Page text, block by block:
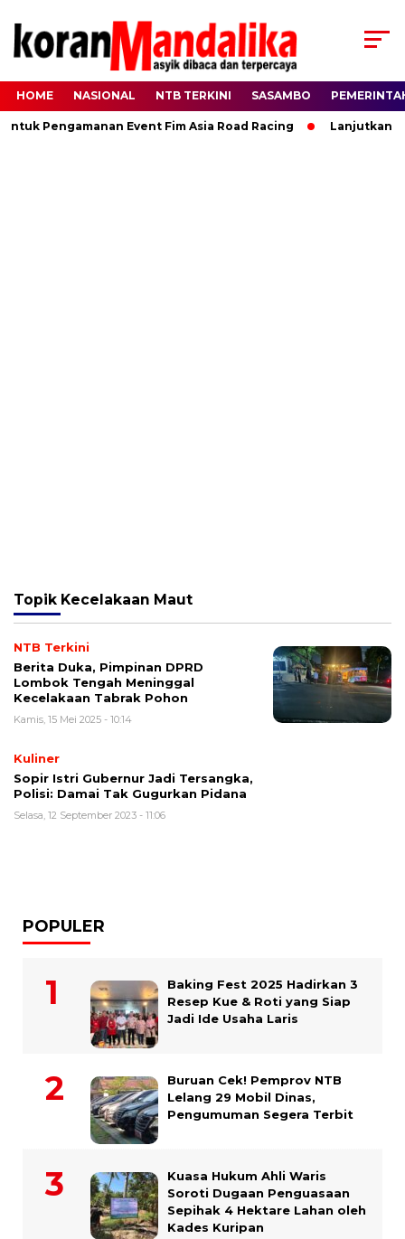
HOME NASIONAL NTB TERKINI SASAMBO
Pengamanan Event Fim Asia Road Racing Lanjutkan
Topik Kecelakaan Maut
NTB Terkini
Berita Duka, Pimpinan DPRD
Lombok Tengah Meninggal
Kecelakaan Tabrak Pohon
Kamis, 15 Mei 2025 - 10:14
Kuliner
Sopir Istri Gubernur Jadi Tersangka,
Polisi: Damai Tak Gugurkan Pidana
Selasa, 12 September 2023 - 11:06
POPULER
Baking Fest 2025 Hadirkan 3
Resep Kue & Roti yang Siap
Jadi Ide Usaha Laris
Buruan Cek! Pemprov NTB
Lelang 29 Mobil Dinas,
Pengumuman Segera Terbit
Kuasa Hukum Ahli Waris
Soroti Dugaan Penguasaan
Sepihak 4 Hektare Lahan oleh
Kades Kuripan